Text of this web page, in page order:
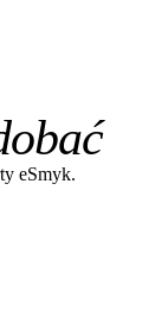
eSmyk.